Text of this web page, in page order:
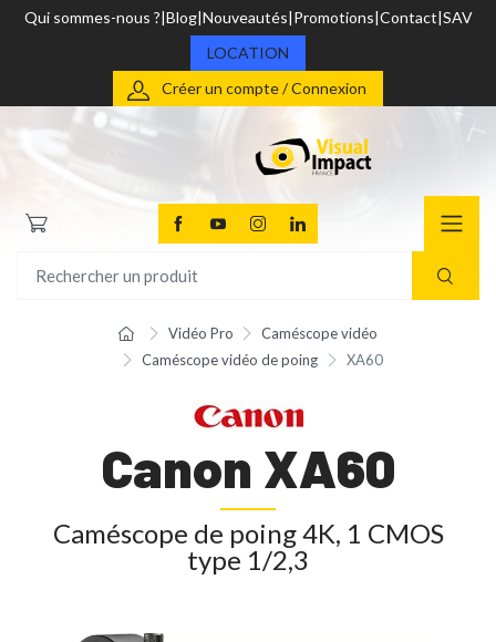
Qui sommes-nous ? Blog Nouveautés Promotions Contact SAV
LOCATION
Créer un compte / Connexion
Vidéo Pro
Caméscope vidéo
Caméscope vidéo de poing
XA60
Canon XA60
Caméscope de poing 4K, 1 CMOS
type 1/2,3